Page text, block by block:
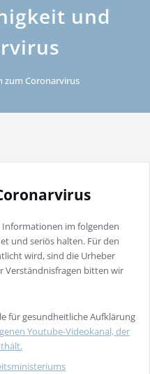
und
zum Coronarvirus
im folgenden
und seriös halten. Für den
wird, sind die Urheber
Verständnisfragen bitten wir
für gesundheitliche Aufklärung
Youtube-Videokanal, der